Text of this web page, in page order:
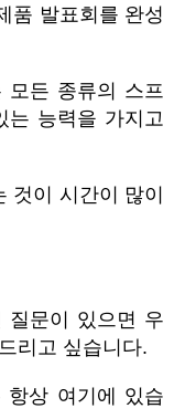
품 발표회를 완성
모든 종류의 스프
는 능력을 가지고
것이 시간이 많이
질문이 있으면 우
리고 싶습니다.
항상 여기에 있습